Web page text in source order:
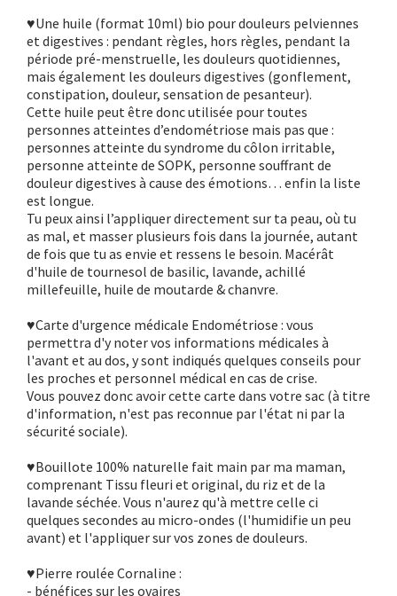
♥Une huile (format 10ml) bio pour douleurs pelviennes
et digestives : pendant règles, hors règles, pendant la
période pré-menstruelle, les douleurs quotidiennes,
mais également les douleurs digestives (gonflement,
constipation, douleur, sensation de pesanteur).
Cette huile peut être donc utilisée pour toutes
personnes atteintes d’endométriose mais pas que :
personnes atteinte du syndrome du côlon irritable,
personne atteinte de SOPK, personne souffrant de
douleur digestives à cause des émotions… enfin la liste
est longue.
Tu peux ainsi l’appliquer directement sur ta peau, où tu
as mal, et masser plusieurs fois dans la journée, autant
de fois que tu as envie et ressens le besoin. Macérât
d'huile de tournesol de basilic, lavande, achillé
millefeuille, huile de moutarde & chanvre.
♥Carte d'urgence médicale Endométriose : vous
permettra d'y noter vos informations médicales à
l'avant et au dos, y sont indiqués quelques conseils pour
les proches et personnel médical en cas de crise.
Vous pouvez donc avoir cette carte dans votre sac (à titre
d'information, n'est pas reconnue par l'état ni par la
sécurité sociale).
♥Bouillote 100% naturelle fait main par ma maman,
comprenant Tissu fleuri et original, du riz et de la
lavande séchée. Vous n'aurez qu'à mettre celle ci
quelques secondes au micro-ondes (l'humidifie un peu
avant) et l'appliquer sur vos zones de douleurs.
♥Pierre roulée Cornaline :
- bénéfices sur les ovaires